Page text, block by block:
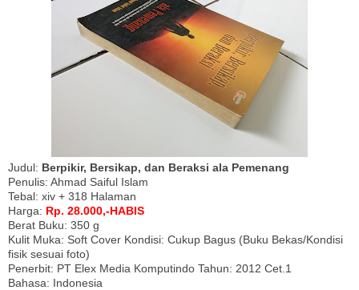
Judul: Berpikir, Bersikap, dan Beraksi ala Pemenang
Penulis: Ahmad Saiful Islam
Tebal: xiv + 318 Halaman
Harga: Rp. 28.000,-HABIS
Berat Buku: 350 g
Kulit Muka: Soft Cover Kondisi: Cukup Bagus (Buku Bekas/Kondisi
fisik sesuai foto)
Penerbit: PT Elex Media Komputindo Tahun: 2012 Cet.1
Bahasa: Indonesia